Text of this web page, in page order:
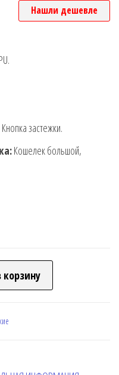
Нашли дешевле
застежки.
Кошелек большой,